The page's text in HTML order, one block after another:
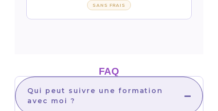
SANS FRAIS
FAQ
Qui peut suivre une formation
avec moi ?